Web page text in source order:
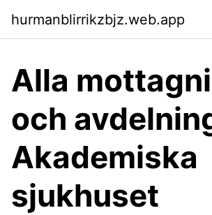
hurmanblirrikzbjz.web.app
Alla
och
Akademiska
sjukhuset